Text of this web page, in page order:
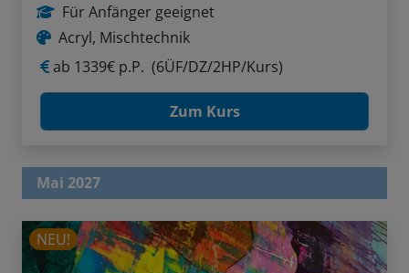
Für Anfänger geeignet
Acryl, Mischtechnik
ab 1339€ p.P. (6ÜF/DZ/2HP/Kurs)
Zum Kurs
Mai 2027
NEU!